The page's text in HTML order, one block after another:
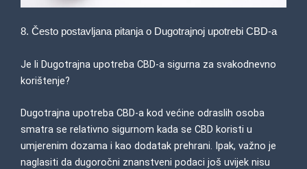
8. Često postavljana pitanja o Dugotrajnoj upotrebi CBD-a
Je li Dugotrajna upotreba CBD-a sigurna za svakodnevno
korištenje?
Dugotrajna upotreba CBD-a kod većine odraslih osoba
smatra se relativno sigurnom kada se CBD koristi u
umjerenim dozama i kao dodatak prehrani. Ipak, važno je
naglasiti da dugoročni znanstveni podaci još uvijek nisu